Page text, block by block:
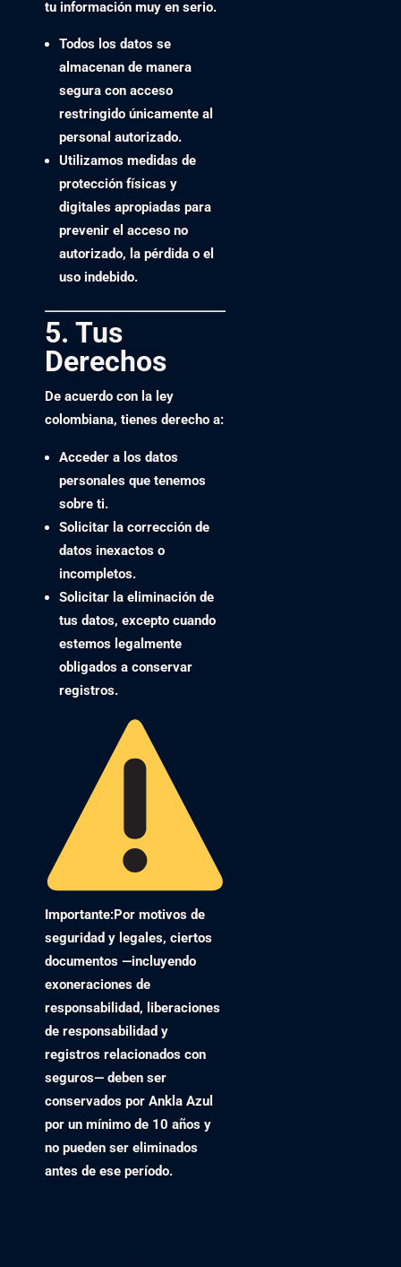
tu información muy en serio.
Todos los datos se
almacenan de manera
segura con acceso
restringidoúnicamente al
personal autorizado.
Utilizamos medidas de
protección físicas y
digitales apropiadas para
prevenir el acceso no
autorizado, la pérdida o el
uso indebido.
5. Tus
Derechos
De acuerdo con la ley
colombiana, tienes derecho a:
Accedera los datos
personales que tenemos
sobre ti.
Solicitar la correcciónde
datos inexactos o
incompletos.
Solicitar la eliminaciónde
tus datos, excepto cuando
estemos legalmente
obligados a conservar
registros.
Importante:Por motivos de
seguridad y legales, ciertos
documentos —incluyendo
exoneraciones de
responsabilidad, liberaciones
de responsabilidad y
registros relacionados con
seguros— deben ser
conservados por Ankla Azul
por un mínimo de 10 años y
no pueden ser eliminados
antes de ese período.